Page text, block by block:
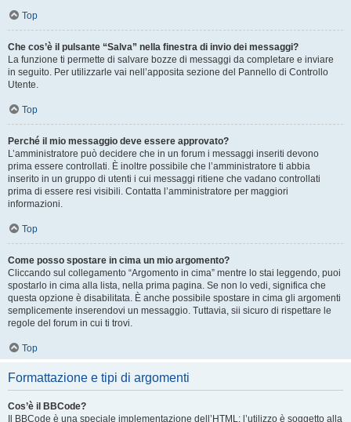
Top
Che cos’è il pulsante “Salva” nella finestra di invio dei messaggi?
La funzione ti permette di salvare bozze di messaggi da completare e inviare
in seguito. Per utilizzarle vai nell’apposita sezione del Pannello di Controllo
Utente.
Top
Perché il mio messaggio deve essere approvato?
L’amministratore può decidere che in un forum i messaggi inseriti devono
prima essere controllati. È inoltre possibile che l’amministratore ti abbia
inserito in un gruppo di utenti i cui messaggi ritiene che vadano controllati
prima di essere resi visibili. Contatta l’amministratore per maggiori
informazioni.
Top
Come posso spostare in cima un mio argomento?
Cliccando sul collegamento “Argomento in cima” mentre lo stai leggendo, puoi
spostarlo in cima alla lista, nella prima pagina. Se non lo vedi, significa che
questa opzione è disabilitata. È anche possibile spostare in cima gli argomenti
semplicemente inserendovi un messaggio. Tuttavia, sii sicuro di rispettare le
regole del forum in cui ti trovi.
Top
Formattazione e tipi di argomenti
Cos’è il BBCode?
Il BBCode è una speciale implementazione dell’HTML; l’utilizzo è soggetto alla